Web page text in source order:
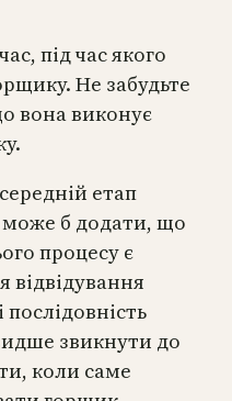
під час якого
Не забудьте
вона виконує
етап
б додати, що
процесу є
відвідування
звикнути до
коли саме